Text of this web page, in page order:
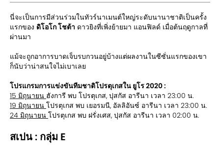
นี่จะเป็นการมีส่วนร่วมในทัวร์นาเมนต์ใหญ่ระดับนานาชาติเป็นครั้ง
แรกของ ดิโอโก โชต้า ดาวยิงที่เพิ่งย้ายมา แอนฟิลด์ เมื่อต้นฤดูกาลที่
ผ่านมา
แม้จะถูกอาการบาดเจ็บรบกวนอยู่บ้างแต่ผลงานในซีซั่นแรกของเขา
ก็นับว่าน่าสนใจไม่เบาเลย
โปรแกรมการแข่งขันทีมชาติโปรตุเกสใน ยูโร 2020 :
15 มิถุนายน ฮังการี พบ โปรตุเกส, ปุสกัส อารีนา เวลา 23:00 น.
19 มิถุนายน โปรตุเกส พบ เยอรมนี, อัลลิอันซ์ อารีนา เวลา 23:00 น.
24 มิถุนายน โปรตุเกส พบ ฝรั่งเศส, ปุสกัส อารีนา เวลา 02:00 น.
สเปน : กลุ่ม E